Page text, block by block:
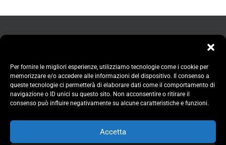
Per fornire le migliori esperienze, utilizziamo tecnologie come i cookie per
memorizzare e/o accedere alle informazioni del dispositivo. Il consenso a
queste tecnologie ci permetterà di elaborare dati come il comportamento di
navigazione o ID unici su questo sito. Non acconsentire o ritirare il
consenso può influire negativamente su alcune caratteristiche e funzioni.
Accetta